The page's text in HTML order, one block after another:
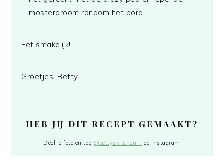
mosterdroom rondom het bord.
Eet smakelijk!
Groetjes, Betty
HEB JIJ DIT RECEPT GEMAAKT?
Deel je foto en tag@bettyskitchennl op Instagram